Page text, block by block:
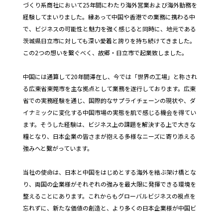
づくり系商社において25年間にわたり海外営業および海外勤務を
経験してまいりました。縁あって中国や香港での業務に携わる中
で、ビジネスの可能性と魅力を強く感じると同時に、地元である
茨城県日立市に対しても深い愛着と誇りを持ち続けてきました。
この2つの想いを繋ぐべく、故郷・日立市で起業致しました。
中国には通算して20年間滞在し、今では「世界の工場」と称され
る広東省東莞市を主な拠点として業務を遂行しております。広東
省での実務経験を通じ、国際的なサプライチェーンの現状や、ダ
イナミックに変化する中国市場の実態を肌で感じる機会を得てい
ます。そうした経験は、ビジネス上の課題を解決する上で大きな
糧となり、日本企業の皆さまが抱える多様なニーズに寄り添える
強みへと繋がっています。
当社の使命は、日本と中国をはじめとする海外を結ぶ架け橋とな
り、両国の企業様がそれぞれの強みを最大限に発揮できる環境を
整えることにあります。これからもグローバルビジネスの視点を
忘れずに、新たな価値の創造と、より多くの日本企業様が中国ビ